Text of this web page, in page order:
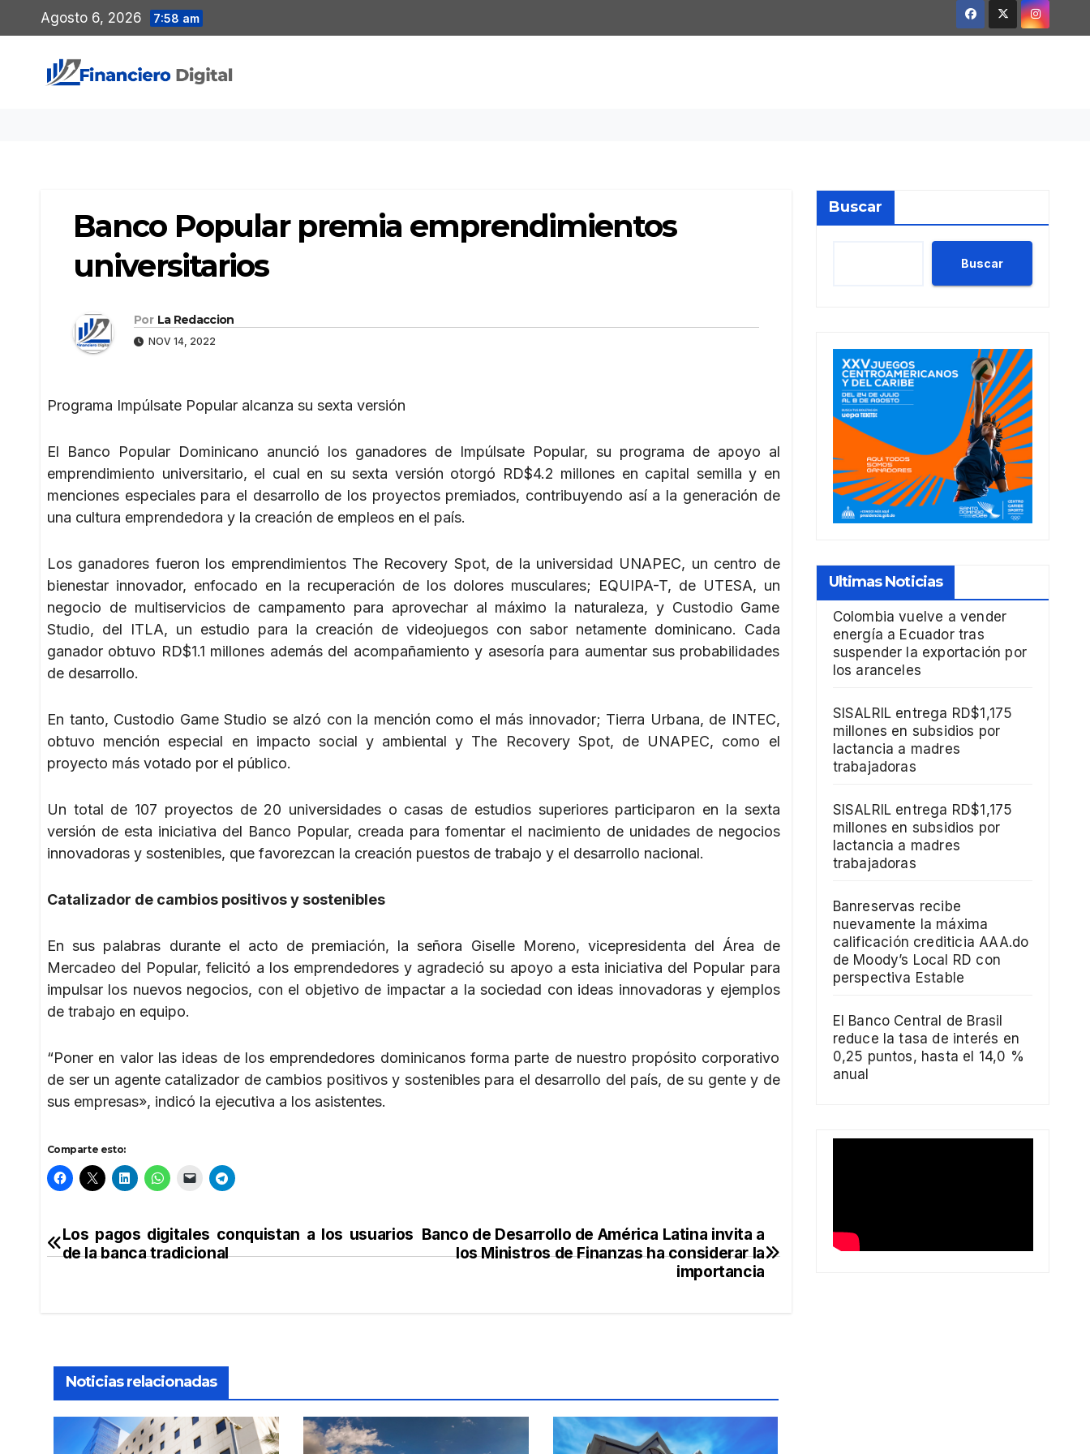
al
contenido
Agosto 6, 2026 7:58 am
Banco Popular premia emprendimientos
universitarios
Por La Redaccion
NOV 14, 2022
​Programa Impúlsate Popular alcanza su sexta versión
El Banco Popular Dominicano anunció los ganadores de Impúlsate Popular, su programa de apoyo al
emprendimiento universitario, el cual en su sexta versión otorgó RD$4.2 millones en capital semilla y en
menciones especiales para el desarrollo de los proyectos premiados, contribuyendo así a la generación de
una cultura emprendedora y la creación de empleos en el país.
Los ganadores fueron los emprendimientos The Recovery Spot, de la universidad UNAPEC, un centro de
bienestar innovador, enfocado en la recuperación de los dolores musculares; EQUIPA-T, de UTESA, un
negocio de multiservicios de campamento para aprovechar al máximo la naturaleza, y Custodio Game
Studio, del ITLA, un estudio para la creación de videojuegos con sabor netamente dominicano. Cada
ganador obtuvo RD$1.1 millones además del acompañamiento y asesoría para aumentar sus probabilidades
de desarrollo.
En tanto, Custodio Game Studio se alzó con la mención como el más innovador; Tierra Urbana, de INTEC,
obtuvo mención especial en impacto social y ambiental y The Recovery Spot, de UNAPEC, como el
proyecto más votado por el público.
Un total de 107 proyectos de 20 universidades o casas de estudios superiores participaron en la sexta
versión de esta iniciativa del Banco Popular, creada para fomentar el nacimiento de unidades de negocios
innovadoras y sostenibles, que favorezcan la creación puestos de trabajo y el desarrollo nacional.
Catalizador de cambios positivos y sostenibles
En sus palabras durante el acto de premiación, la señora Giselle Moreno, vicepresidenta del Área de
Mercadeo del Popular, felicitó a los emprendedores y agradeció su apoyo a esta iniciativa del Popular para
impulsar los nuevos negocios, con el objetivo de impactar a la sociedad con ideas innovadoras y ejemplos
de trabajo en equipo.
“Poner en valor las ideas de los emprendedores dominicanos forma parte de nuestro propósito corporativo
de ser un agente catalizador de cambios positivos y sostenibles para el desarrollo del país, de su gente y de
sus empresas», indicó la ejecutiva a los asistentes.
Comparte esto:
Navegación
Banco de Desarrollo de América Latina invita a
los Ministros de Finanzas ha considerar la
importancia
Los pagos digitales conquistan a los usuarios
de la banca tradicional
Noticias relacionadas
Buscar
Buscar
Ultimas Noticias
Colombia vuelve a vender
energía a Ecuador tras
suspender la exportación por
los aranceles
SISALRIL entrega RD$1,175
millones en subsidios por
lactancia a madres
trabajadoras
SISALRIL entrega RD$1,175
millones en subsidios por
lactancia a madres
trabajadoras
Banreservas recibe
nuevamente la máxima
calificación crediticia AAA.do
de Moody’s Local RD con
perspectiva Estable
El Banco Central de Brasil
reduce la tasa de interés en
0,25 puntos, hasta el 14,0 %
anual